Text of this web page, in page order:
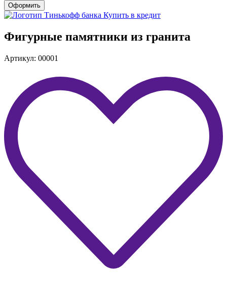
Оформить
Купить в кредит
Фигурные памятники из гранита
Артикул: 00001